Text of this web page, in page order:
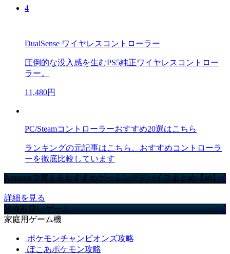
4
DualSense ワイヤレスコントローラー
圧倒的な没入感を生むPS5純正ワイヤレスコントロー
ラー。
11,480円
PC/Steamコントローラーおすすめ20選はこちら
ランキングの元記事はこちら。おすすめコントローラ
ーを徹底比較しています
Amazonで買えるおすすめゲーミングデバイスまとめ【ad】
詳細を見る
攻略取扱いゲーム
家庭用ゲーム機
ポケモンチャンピオンズ攻略
ぽこあポケモン攻略